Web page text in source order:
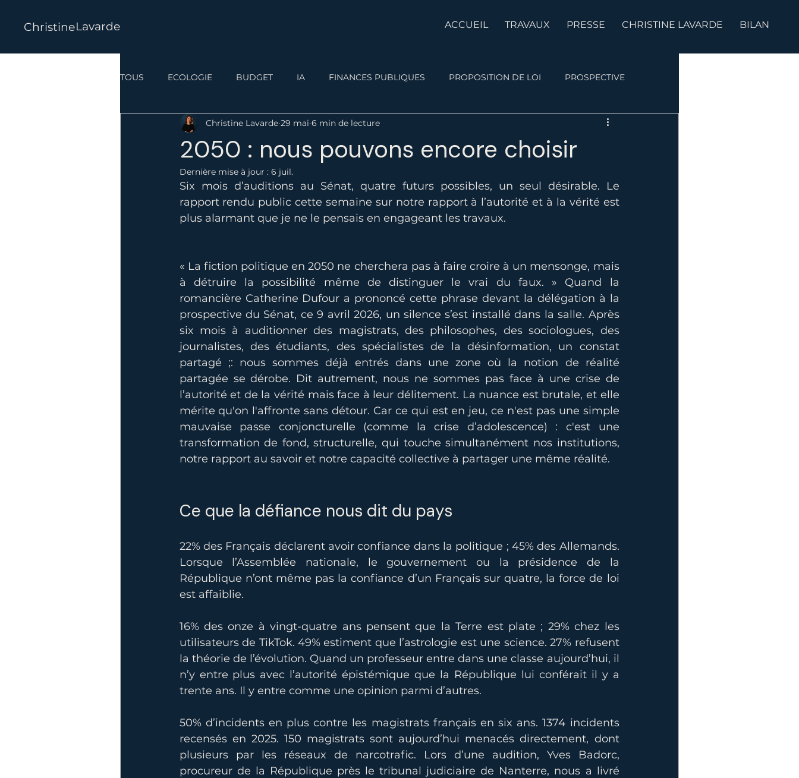
ChristineLavarde ACCUEIL TRAVAUX PRESSE CHRISTINE LAVARDE BILAN
TOUS ECOLOGIE BUDGET IA FINANCES PUBLIQUES PROPOSITION DE LOI PROSPECTIVE
2050 : nous pouvons encore choisir
Christine Lavarde 29 mai 6 min de lecture
Dernière mise à jour : 6 juil.
Six mois d’auditions au Sénat, quatre futurs possibles, un seul désirable. Le
rapport rendu public cette semaine sur notre rapport à l’autorité et à la vérité est
plus alarmant que je ne le pensais en engageant les travaux.
« La fiction politique en 2050 ne cherchera pas à faire croire à un mensonge, mais
à détruire la possibilité même de distinguer le vrai du faux. » Quand la
romancière Catherine Dufour a prononcé cette phrase devant la délégation à la
prospective du Sénat, ce 9 avril 2026, un silence s’est installé dans la salle. Après
six mois à auditionner des magistrats, des philosophes, des sociologues, des
journalistes, des étudiants, des spécialistes de la désinformation, un constat
partagé ;: nous sommes déjà entrés dans une zone où la notion de réalité
partagée se dérobe. Dit autrement, nous ne sommes pas face à une crise de
l’autorité et de la vérité mais face à leur délitement. La nuance est brutale, et elle
mérite qu'on l'affronte sans détour. Car ce qui est en jeu, ce n'est pas une simple
mauvaise passe conjoncturelle (comme la crise d’adolescence) : c'est une
transformation de fond, structurelle, qui touche simultanément nos institutions,
notre rapport au savoir et notre capacité collective à partager une même réalité.
Ce que la défiance nous dit du pays
22% des Français déclarent avoir confiance dans la politique ; 45% des Allemands.
Lorsque l’Assemblée nationale, le gouvernement ou la présidence de la
République n’ont même pas la confiance d’un Français sur quatre, la force de loi
est affaiblie.
16% des onze à vingt-quatre ans pensent que la Terre est plate ; 29% chez les
utilisateurs de TikTok. 49% estiment que l’astrologie est une science. 27% refusent
la théorie de l’évolution. Quand un professeur entre dans une classe aujourd’hui, il
n’y entre plus avec l’autorité épistémique que la République lui conférait il y a
trente ans. Il y entre comme une opinion parmi d’autres.
50% d’incidents en plus contre les magistrats français en six ans. 1374 incidents
recensés en 2025. 150 magistrats sont aujourd’hui menacés directement, dont
plusieurs par les réseaux de narcotrafic. Lors d’une audition, Yves Badorc,
procureur de la République près le tribunal judiciaire de Nanterre, nous a livré